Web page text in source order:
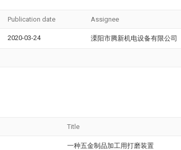
Publication date Assignee
2020-03-24 溧阳市腾新机电设备有限公司
Title
一种五金制品加工用打磨装置